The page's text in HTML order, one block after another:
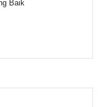
Baik